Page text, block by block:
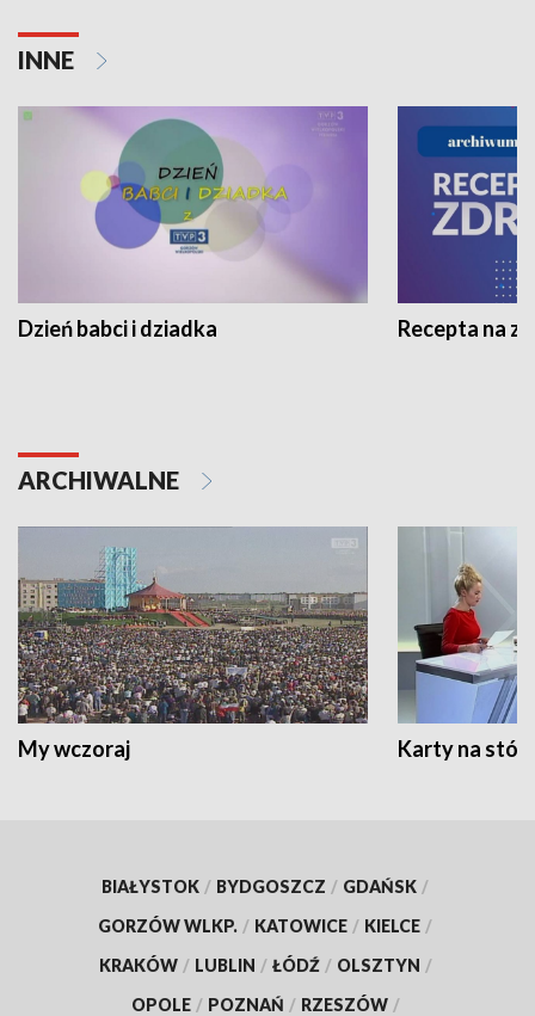
INNE
Dzień babci i dziadka Recepta na
ARCHIWALNE
My wczoraj Karty na
BIAŁYSTOK / BYDGOSZCZ / GDAŃSK /
GORZÓW WLKP. / KATOWICE / KIELCE /
KRAKÓW / LUBLIN / ŁÓDŹ / OLSZTYN /
OPOLE / POZNAŃ / RZESZÓW /